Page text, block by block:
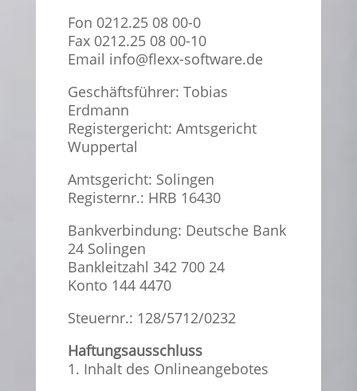
Fon 0212.25 08 00-0
Fax 0212.25 08 00-10
Email info@flexx-software.de
Geschäftsführer: Tobias
Erdmann
Registergericht: Amtsgericht
Wuppertal
Amtsgericht: Solingen
Registernr.: HRB 16430
Bankverbindung: Deutsche Bank
24 Solingen
Bankleitzahl 342 700 24
Konto 144 4470
Steuernr.: 128/5712/0232
Haftungsausschluss
1. Inhalt des Onlineangebotes